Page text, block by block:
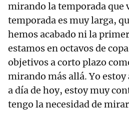
mirando la temporada que
temporada es muy larga,
hemos acabado ni la
estamos en octavos de
objetivos a corto plazo
mirando más allá. Yo estoy
a día de hoy, estoy muy
tengo la necesidad de